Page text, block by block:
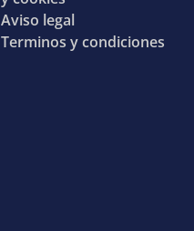
Aviso legal
Terminos y condiciones